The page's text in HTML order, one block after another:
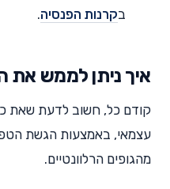
בקרנות הפנסיה.
איך ניתן לממש את
קודם כל, חשוב לדעת שאת
עצמאי, באמצעות הגשת
מהגופים הרלוונטיים.